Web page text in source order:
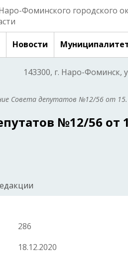
Фоминского городского
Новости
143300, г. Наро-Фоминск,
Совета депутатов №12/56 от
№12/56 от
286
18.12.2020